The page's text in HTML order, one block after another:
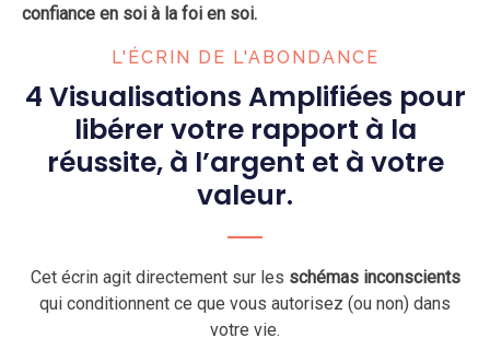
confiance en soi à la foi en soi.
L'ÉCRIN DE L'ABONDANCE
4 Visualisations Amplifiées pour
libérer votre rapport à la
réussite, à l’argent et à votre
valeur.
Cet écrin agit directement sur les schémas inconscients
qui conditionnent ce que vous autorisez (ou non) dans
votre vie.